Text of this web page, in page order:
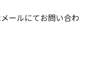
ールにてお問い合わ